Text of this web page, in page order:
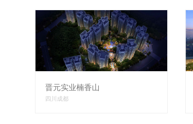
晋元实业楠香山
四川成都